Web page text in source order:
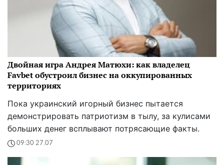
Двойная игра Андрея Матюхи: как владелец
Favbet обустроил бизнес на оккупированных
территориях
Пока украинский игорный бизнес пытается
демонстрировать патриотизм в тылу, за кулисами
больших денег всплывают потрясающие факты.
09:30 27.07